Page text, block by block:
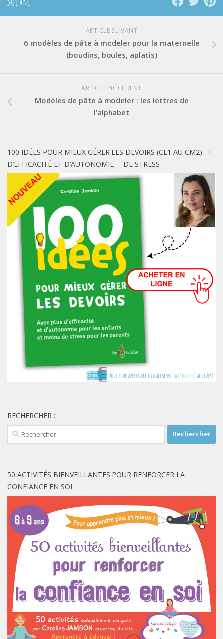
ARTICLE SUIVANT
6 modèles de pâte à modeler pour la maternelle
(boudins, boules, aplatis)
ARTICLE PRÉCÉDENT
Modèles de pâte à modeler : les lettres de
l’alphabet
100 IDÉES POUR MIEUX GÉRER LES DEVOIRS (CE1 AU CM2) : +
D’EFFICACITÉ ET D’AUTONOMIE, – DE STRESS
RECHERCHER :
Rechercher :
50 ACTIVITÉS BIENVEILLANTES POUR RENFORCER LA
CONFIANCE EN SOI